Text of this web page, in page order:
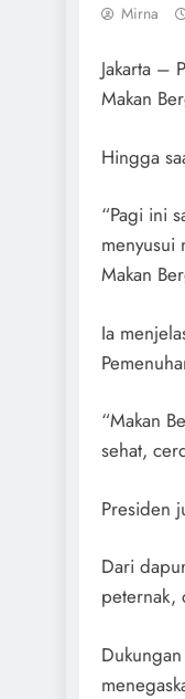
Mirna
Jakarta –
Makan
Hingga
“Pagi ini
menyusui
Makan
Ia
“Makan
sehat,
Presiden
Dari
peternak,